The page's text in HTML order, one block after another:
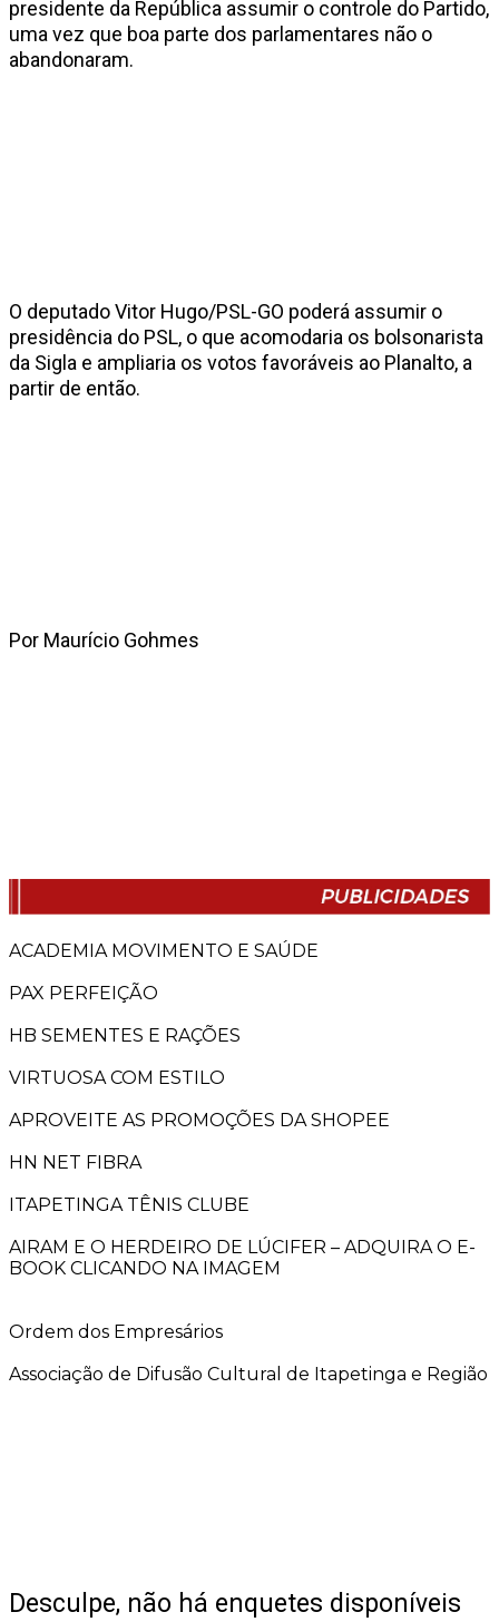
presidente da República assumir o controle do Partido,
uma vez que boa parte dos parlamentares não o
abandonaram.
O deputado Vitor Hugo/PSL-GO poderá assumir o
presidência do PSL, o que acomodaria os bolsonarista
da Sigla e ampliaria os votos favoráveis ao Planalto, a
partir de então.
Por Maurício Gohmes
ACADEMIA MOVIMENTO E SAÚDE
PAX PERFEIÇÃO
HB SEMENTES E RAÇÕES
VIRTUOSA COM ESTILO
APROVEITE AS PROMOÇÕES DA SHOPEE
HN NET FIBRA
ITAPETINGA TÊNIS CLUBE
AIRAM E O HERDEIRO DE LÚCIFER – ADQUIRA O E-
BOOK CLICANDO NA IMAGEM
Ordem dos Empresários
Associação de Difusão Cultural de Itapetinga e Região
Desculpe, não há enquetes disponíveis